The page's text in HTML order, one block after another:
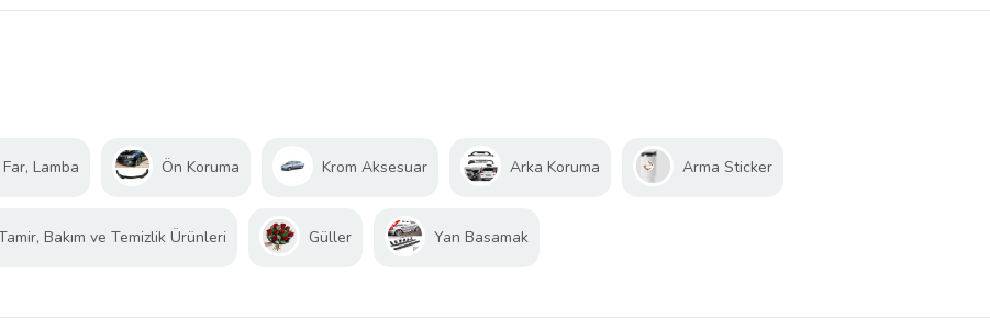
Far, Lamba Ön Koruma Krom Aksesuar Arka Koruma Arma Sticker
Bakım ve Temizlik Ürünleri Güller Yan Basamak